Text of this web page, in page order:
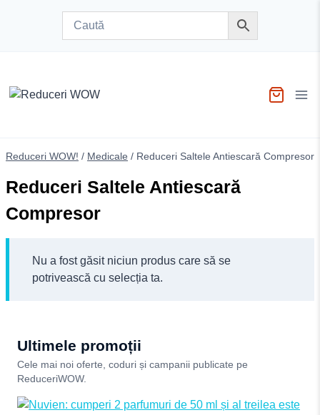
Reduceri WOW! / Medicale / Reduceri Saltele Antiescară Compresor
Reduceri Saltele Antiescară
Compresor
Nu a fost găsit niciun produs care să se
potrivească cu selecția ta.
Ultimele promoții
Cele mai noi oferte, coduri și campanii publicate pe
ReduceriWOW.